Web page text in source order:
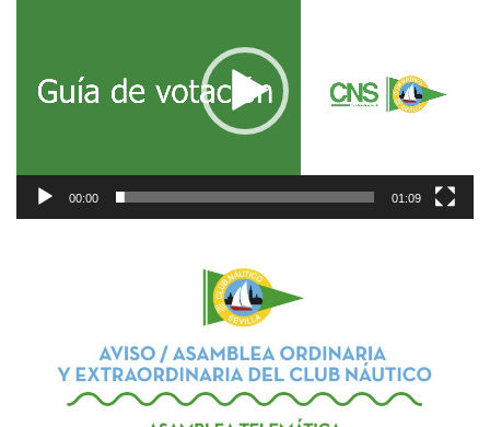
00:00 01:09